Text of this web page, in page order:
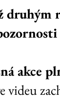
akce
videu